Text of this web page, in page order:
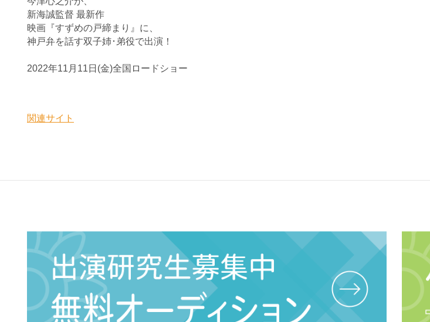
新海誠監督 最新作
映画『すずめの戸締まり』に、
神戸弁を話す双子姉･弟役で出演！
2022年11月11日(金)全国ロードショー
関連サイト